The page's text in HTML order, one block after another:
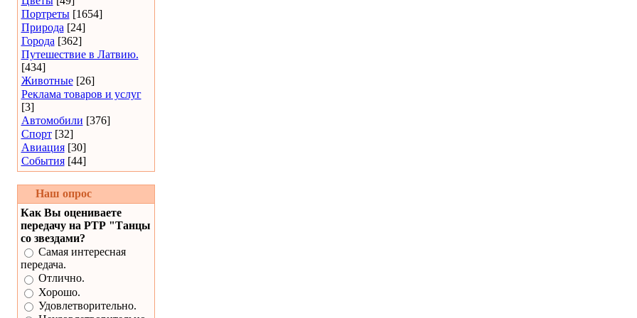
Портреты [1654]
Природа [24]
Города [362]
Путешествие в Латвию.
[434]
Животные [26]
Реклама товаров и услуг
[3]
Автомобили [376]
Спорт [32]
Авиация [30]
События [44]
Наш опрос
Как Вы оцениваете
передачу на РТР "Танцы
со звездами?
Самая интересная
передача.
Отлично.
Хорошо.
Удовлетворительно.